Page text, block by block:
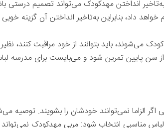
انداختن مهدکودک می‌تواند تصمیم درستی
داد، بنابراین به‌تاخیر انداختن آن گزینه خوبی
می‌شوند، باید بتوانند از خود مراقبت کنند،
سن پایین تمرین شود و می‌بایست برای مدرسه
الزاما نمی‌توانند خودشان را بشویند. توصیه